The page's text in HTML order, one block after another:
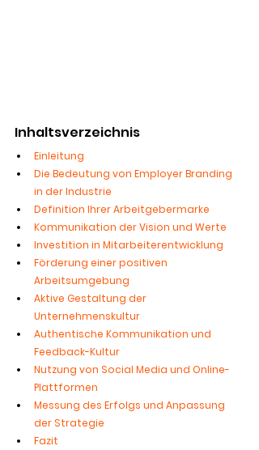
Inhaltsverzeichnis
Einleitung
Die Bedeutung von Employer Branding
in der Industrie
Definition Ihrer Arbeitgebermarke
Kommunikation der Vision und Werte
Investition in Mitarbeiterentwicklung
Förderung einer positiven
Arbeitsumgebung
Aktive Gestaltung der
Unternehmenskultur
Authentische Kommunikation und
Feedback-Kultur
Nutzung von Social Media und Online-
Plattformen
Messung des Erfolgs und Anpassung
der Strategie
Fazit